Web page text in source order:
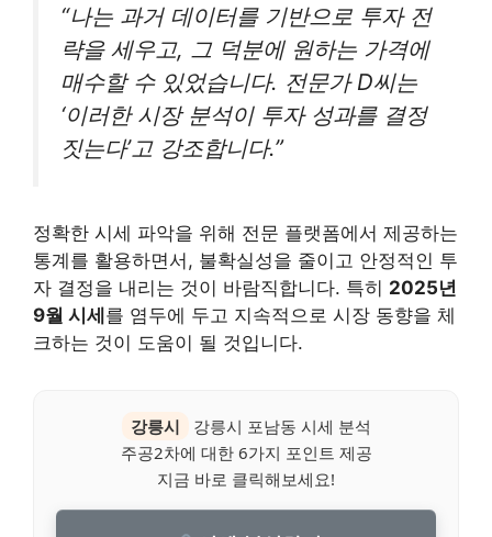
“나는 과거 데이터를 기반으로 투자 전
략을 세우고, 그 덕분에 원하는 가격에
매수할 수 있었습니다. 전문가 D씨는
‘이러한 시장 분석이 투자 성과를 결정
짓는다’고 강조합니다.”
정확한 시세 파악을 위해 전문 플랫폼에서 제공하는
통계를 활용하면서, 불확실성을 줄이고 안정적인 투
자 결정을 내리는 것이 바람직합니다. 특히 2025년
9월 시세 를 염두에 두고 지속적으로 시장 동향을 체
크하는 것이 도움이 될 것입니다.
강릉시
강릉시 포남동 시세 분석
주공2차에 대한 6가지 포인트 제공
지금 바로 클릭해보세요!